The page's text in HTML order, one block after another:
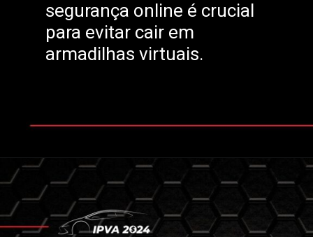
segurança online é crucial
para evitar cair em
armadilhas virtuais.